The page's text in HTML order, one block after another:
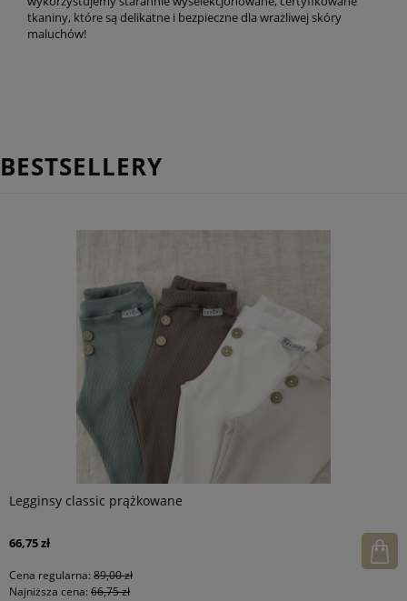
tkaniny, które są delikatne i bezpieczne dla wrażliwej skóry
maluchów!
BESTSELLERY
Legginsy classic prążkowane
66,75 zł
Cena regularna: 89,00 zł
Najniższa cena: 66,75 zł